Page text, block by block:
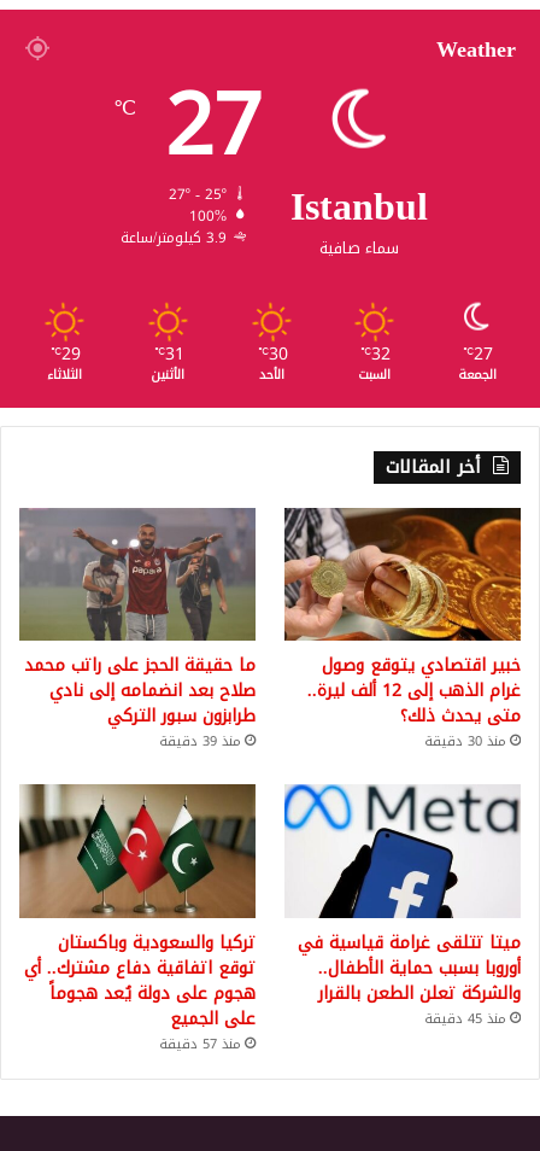
Weather
Istanbul
سماء صافية
27
℃
27º - 25º
100%
3.9 كيلومتر/ساعة
27
℃
الجمعة
32
℃
السبت
30
℃
الأحد
31
℃
الأثنين
29
℃
الثلاثاء
أخر المقالات
خبير اقتصادي يتوقع وصول
غرام الذهب إلى 12 ألف ليرة..
متى يحدث ذلك؟
منذ 30 دقيقة
ما حقيقة الحجز على راتب محمد
صلاح بعد انضمامه إلى نادي
طرابزون سبور التركي
منذ 39 دقيقة
ميتا تتلقى غرامة قياسية في
أوروبا بسبب حماية الأطفال..
والشركة تعلن الطعن بالقرار
منذ 45 دقيقة
تركيا والسعودية وباكستان
توقع اتفاقية دفاع مشترك.. أي
هجوم على دولة يُعد هجوماً
على الجميع
منذ 57 دقيقة